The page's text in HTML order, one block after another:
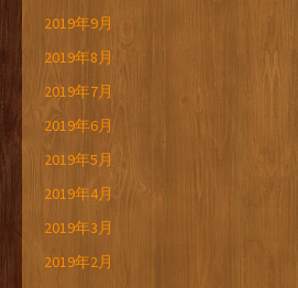
2019年9月
2019年8月
2019年7月
2019年6月
2019年5月
2019年4月
2019年3月
2019年2月